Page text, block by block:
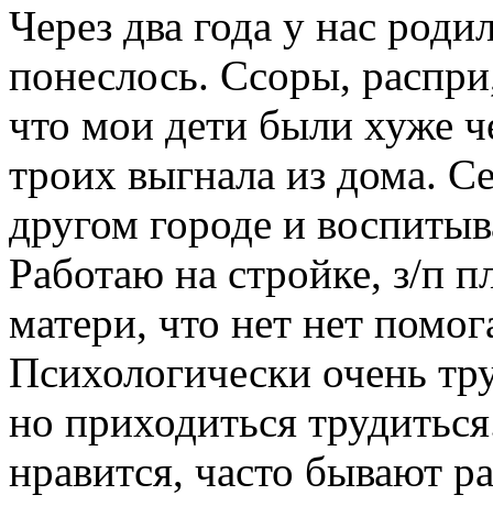
Через два года у нас
понеслось. Ссоры,
что мои дети были хуже
троих выгнала из дома.
другом городе и
Работаю на стройке, з/п
матери, что нет нет
Психологически очень
но приходиться
нравится, часто бывают